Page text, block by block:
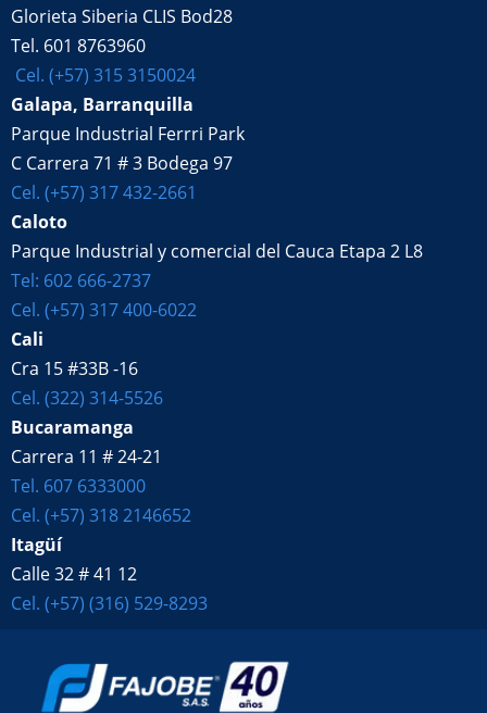
Glorieta Siberia CLIS Bod28
Tel. 601 8763960
Cel. (+57) 315 3150024
Galapa, Barranquilla
Parque Industrial Ferrri Park
C Carrera 71 # 3 Bodega 97
Cel. (+57) 317 432-2661
Caloto
Parque Industrial y comercial del Cauca Etapa 2 L8
Tel: 602 666-2737
Cel. (+57) 317 400-6022
Cali
Cra 15 #33B -16
Cel. (322) 314-5526
Bucaramanga
Carrera 11 # 24-21
Tel. 607 6333000
Cel. (+57) 318 2146652
Itagüí
Calle 32 # 41 12
Cel. (+57) (316) 529-8293